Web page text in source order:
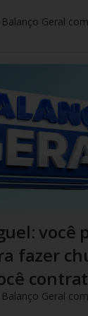
Geral
você
fazer
Geral